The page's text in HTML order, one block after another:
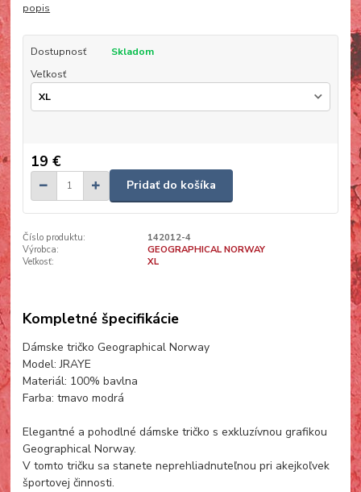
popis
Dostupnosť
Skladom
Veľkosť
19 €
Pridať do košíka
Číslo produktu:
142012-4
Výrobca:
GEOGRAPHICAL NORWAY
Veľkosť:
XL
Kompletné špecifikácie
Dámske tričko Geographical Norway
Model: JRAYE
Materiál: 100% bavlna
Farba: tmavo modrá
Elegantné a pohodlné dámske tričko s exkluzívnou grafikou
Geographical Norway.
V tomto tričku sa stanete neprehliadnuteľnou pri akejkoľvek
športovej činnosti.